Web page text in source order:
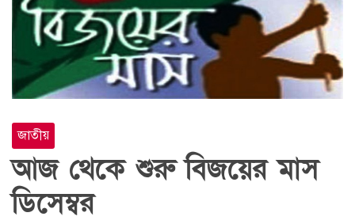
জাতীয়
আজ থেকে শুরু বিজয়ের মাস
ডিসেম্বর